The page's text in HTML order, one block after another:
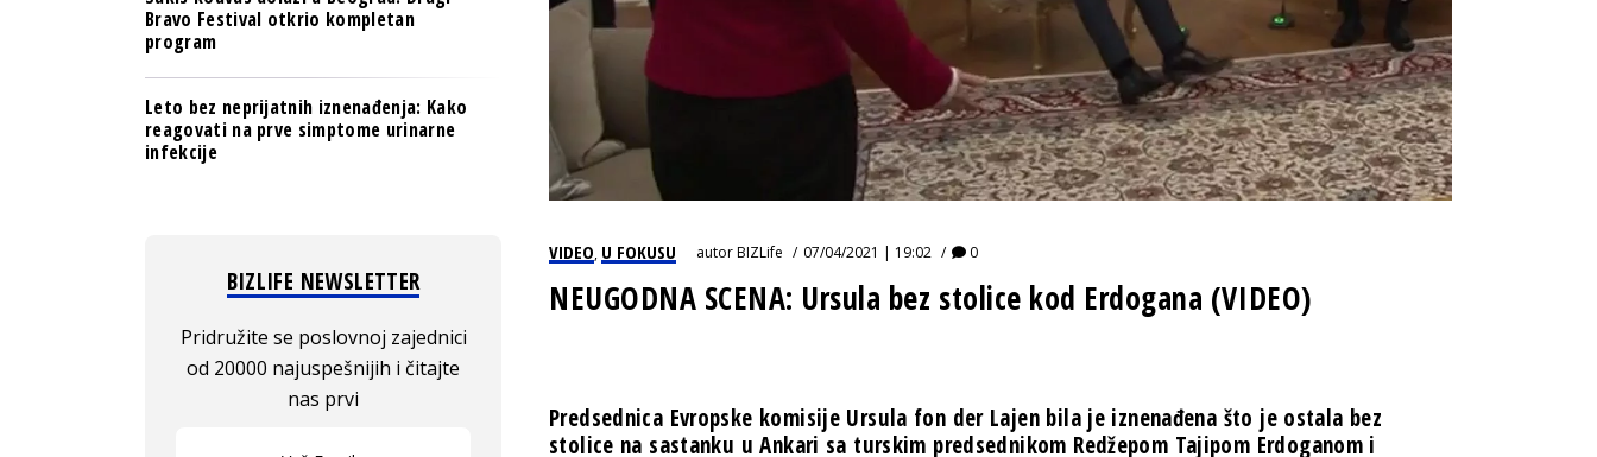
VIDEO, U FOKUSU autorBIZLife 07/04/2021 | 19:02 0
NEUGODNA SCENA: Ursula bez stolice kod Erdogana (VIDEO)
Predsednica Evropske komisije Ursula fon der Lajen bila je iznenađena što je ostala bez
stolice na sastanku u Ankari sa turskim predsednikom Redžepom Tajipom Erdoganom i
Bravo Festival otkrio kompletan
program
Leto bez neprijatnih iznenađenja: Kako
reagovati na prve simptome urinarne
infekcije
BIZLIFE NEWSLETTER
Pridružite se poslovnoj zajednici
od 20000 najuspešnijih i čitajte
nas prvi